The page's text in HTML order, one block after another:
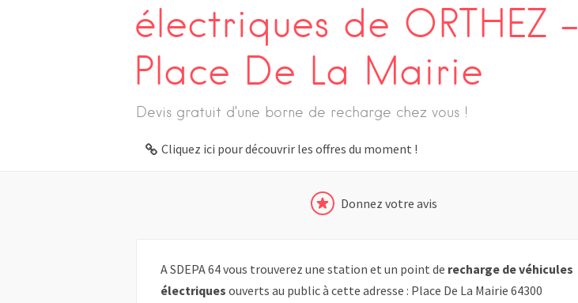
électriques de ORTHEZ –
Place De La Mairie
Devis gratuit d’une borne de recharge chez vous !
Cliquez ici pour découvrir les offres du moment !
Donnez votre avis
A SDEPA 64 vous trouverez une station et un point de recharge de véhicules
électriques ouverts au public à cette adresse : Place De La Mairie 64300